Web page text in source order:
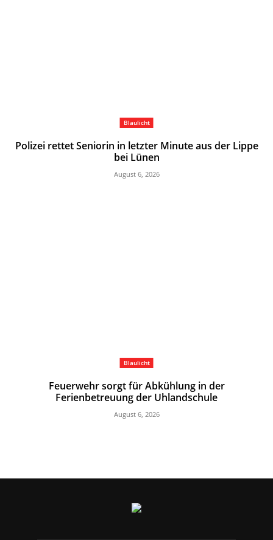
Blaulicht
Polizei rettet Seniorin in letzter Minute aus der Lippe
bei Lünen
August 6, 2026
Blaulicht
Feuerwehr sorgt für Abkühlung in der
Ferienbetreuung der Uhlandschule
August 6, 2026